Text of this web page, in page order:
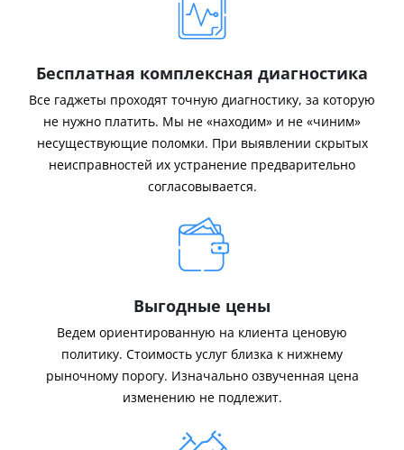
Бесплатная комплексная диагностика
Все гаджеты проходят точную диагностику, за которую
не нужно платить. Мы не «находим» и не «чиним»
несуществующие поломки. При выявлении скрытых
неисправностей их устранение предварительно
согласовывается.
Выгодные цены
Ведем ориентированную на клиента ценовую
политику. Стоимость услуг близка к нижнему
рыночному порогу. Изначально озвученная цена
изменению не подлежит.